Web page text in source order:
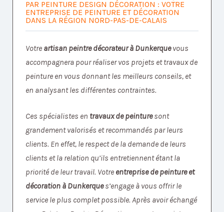
PAR PEINTURE DESIGN DÉCORATION : VOTRE
ENTREPRISE DE PEINTURE ET DÉCORATION
DANS LA RÉGION NORD-PAS-DE-CALAIS
Votre artisan peintre décorateur à Dunkerquevous
accompagnera pour réaliser vos projets et travaux de
peinture en vous donnant les meilleurs conseils, et
en analysant les différentes contraintes.
Ces spécialistes en travaux de peinturesont
grandement valorisés et recommandés par leurs
clients. En effet, le respect de la demande de leurs
clients et la relation qu’ils entretiennent étant la
priorité de leur travail. Votre entreprise de peinture et
décoration à Dunkerques’engage à vous offrir le
service le plus complet possible. Après avoir échangé